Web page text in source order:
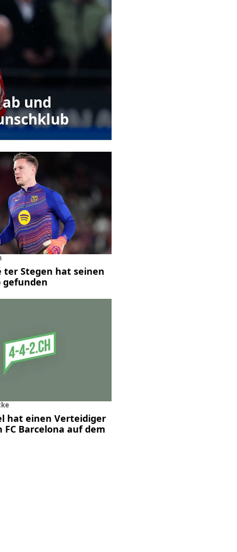
und
ter Stegen hat seinen
gefunden
hat einen Verteidiger
FC Barcelona auf dem